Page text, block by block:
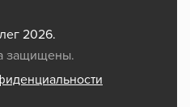
2026.
защищены.